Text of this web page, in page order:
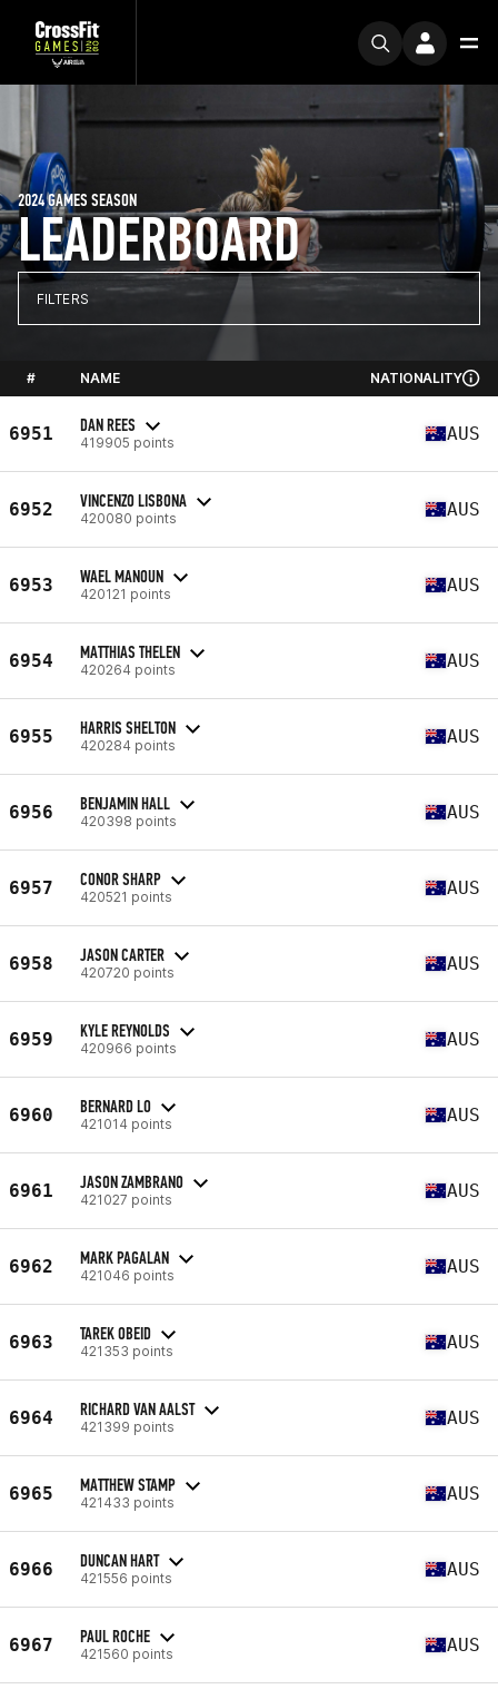
LEADERBOARD
2024 GAMES SEASON
FILTERS
# NAME NATIONALITY
6951 DAN REES
419905 points AUS
6952 VINCENZO LISBONA
420080 points AUS
6953 WAEL MANOUN
420121 points AUS
6954 MATTHIAS THELEN
420264 points AUS
6955 HARRIS SHELTON
420284 points AUS
6956 BENJAMIN HALL
420398 points AUS
6957 CONOR SHARP
420521 points AUS
6958 JASON CARTER
420720 points AUS
6959 KYLE REYNOLDS
420966 points AUS
6960 BERNARD LO
421014 points AUS
6961 JASON ZAMBRANO
421027 points AUS
6962 MARK PAGALAN
421046 points AUS
6963 TAREK OBEID
421353 points AUS
6964 RICHARD VAN AALST
421399 points AUS
6965 MATTHEW STAMP
421433 points AUS
6966 DUNCAN HART
421556 points AUS
6967 PAUL ROCHE
421560 points AUS